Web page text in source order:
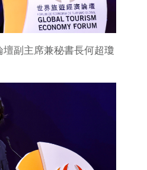
副主席兼秘書長何超瓊